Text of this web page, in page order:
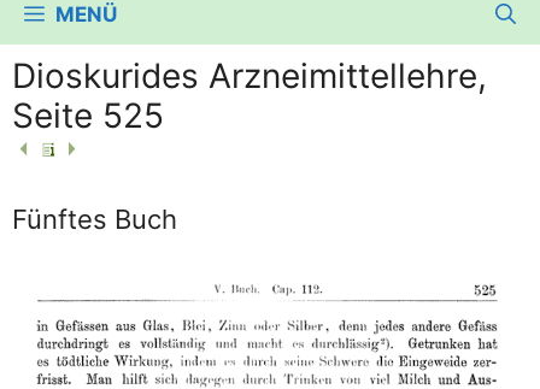
MENÜ
Dioskurides Arzneimittellehre,
Seite 525
Fünftes Buch